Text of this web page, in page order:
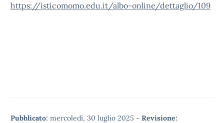
https://isticomomo.edu.it/albo-online/dettaglio/109
Pubblicato: mercoledì, 30 luglio 2025 - Revisione: